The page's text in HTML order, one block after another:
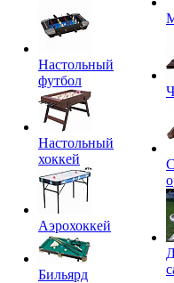
Настольный
футбол
Настольный
хоккей
Аэрохоккей
Бильярд